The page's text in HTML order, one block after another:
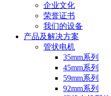
企业文化
荣誉证书
我们的设备
产品及解决方案
管状电机
35mm系列
45mm系列
59mm系列
92mm系列